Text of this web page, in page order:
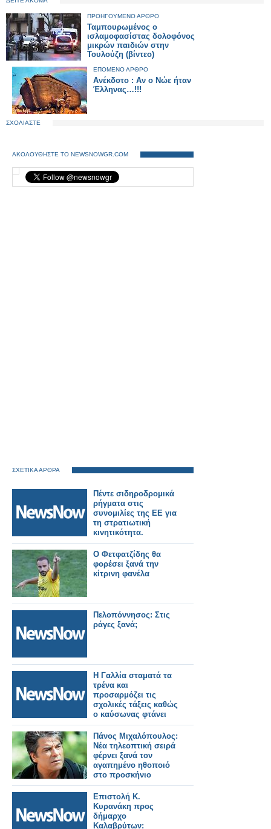
ΠΡΟΗΓΟΥΜΕΝΟ ΑΡΘΡΟ
Ταμπουρωμένος ο
ισλαμοφασίστας δολοφόνος
μικρών παιδιών στην
Τουλούζη (βίντεο)
ΕΠΟΜΕΝΟ ΑΡΘΡΟ
Ανέκδοτο : Aν ο Νώε ήταν
Έλληνας…!!!
ΣΧΟΛΙΑΣΤΕ
ΑΚΟΛΟΥΘΗΣΤΕ ΤΟ NEWSNOWGR.COM
ΣΧΕΤΙΚΑ ΑΡΘΡΑ
Πέντε σιδηροδρομικά
ρήγματα στις
συνομιλίες της ΕΕ για
τη στρατιωτική
κινητικότητα.
Ο Φετφατζίδης θα
φορέσει ξανά την
κίτρινη φανέλα
Πελοπόννησος: Στις
ράγες ξανά;
Η Γαλλία σταματά τα
τρένα και
προσαρμόζει τις
σχολικές τάξεις καθώς
ο καύσωνας φτάνει
τους 40°C.
Πάνος Μιχαλόπουλος:
Νέα τηλεοπτική σειρά
φέρνει ξανά τον
αγαπημένο ηθοποιό
στο προσκήνιο
Επιστολή Κ.
Κυρανάκη προς
δήμαρχο
Καλαβρύτων: